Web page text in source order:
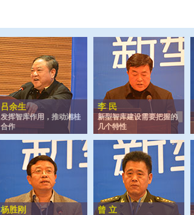
吕余生
发挥智库作用，推动湘桂
合作
李 民
新型智库建设需要把握的
几个特性
杨胜刚 曾 立